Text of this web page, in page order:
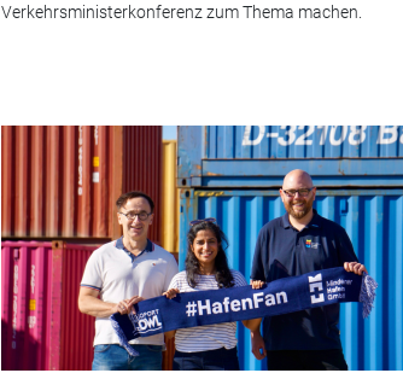
Verkehrsministerkonferenz zum Thema machen.